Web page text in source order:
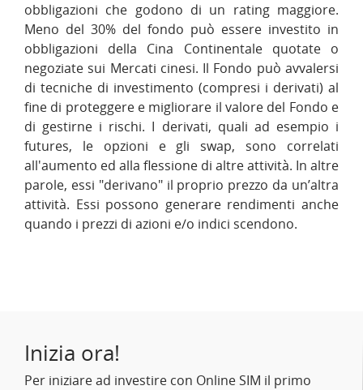
obbligazioni che godono di un rating maggiore.
Meno del 30% del fondo può essere investito in
obbligazioni della Cina Continentale quotate o
negoziate sui Mercati cinesi. Il Fondo può avvalersi
di tecniche di investimento (compresi i derivati) al
fine di proteggere e migliorare il valore del Fondo e
di gestirne i rischi. I derivati, quali ad esempio i
futures, le opzioni e gli swap, sono correlati
all'aumento ed alla flessione di altre attività. In altre
parole, essi "derivano" il proprio prezzo da un’altra
attività. Essi possono generare rendimenti anche
quando i prezzi di azioni e/o indici scendono.
Inizia ora!
Per iniziare ad investire con Online SIM il primo